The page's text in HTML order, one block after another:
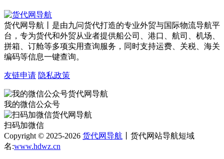
货代网导航丨是由九问货代打造的专业外贸与国际物流导航平
台，专为货代和外贸从业者提供船公司、港口、航司、机场、
拼箱、订舱等多项实用查询服务，同时支持运费、关税、海关
编码等信息一键查询。
友链申请 隐私政策
我的微信公众号
扫码加微信
Copyright © 2025-2026 货代网导航 丨货代网站导航短域
名:www.hdwz.cn